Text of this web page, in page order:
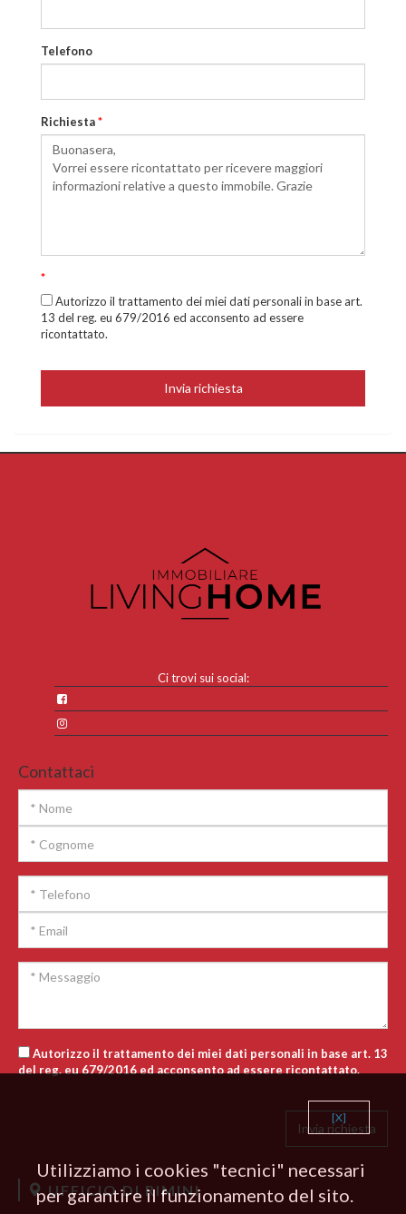
Telefono
Richiesta*
*
Autorizzo il trattamento dei miei dati personali in base art.
13 del reg. eu 679/2016 ed acconsento ad essere
ricontattato.
Invia richiesta
Ci trovi sui social:
Contattaci
Autorizzo il trattamento dei miei dati personali in base art. 13
del reg. eu 679/2016 ed acconsento ad essere ricontattato.
UFFICIO DI RIMINI
[X]
Utilizziamo i cookies "tecnici" necessari
per garantire il funzionamento del sito.